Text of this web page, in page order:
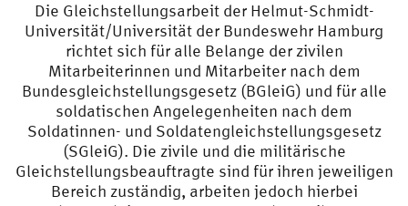
Die Gleichstellungsarbeit der Helmut-Schmidt-
Universität/Universität der Bundeswehr Hamburg
richtet sich für alle Belange der zivilen
Mitarbeiterinnen und Mitarbeiter nach dem
Bundesgleichstellungsgesetz (BGleiG) und für alle
soldatischen Angelegenheiten nach dem
Soldatinnen- und Soldatengleichstellungsgesetz
(SGleiG). Die zivile und die militärische
Gleichstellungsbeauftragte sind für ihren jeweiligen
Bereich zuständig, arbeiten jedoch hierbei